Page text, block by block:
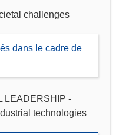
challenges
dans le cadre de
LEADERSHIP -
technologies